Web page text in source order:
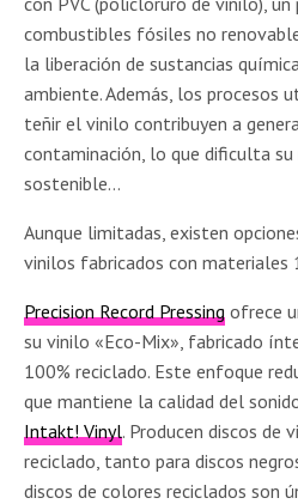
combustibles fósiles no
la liberación de sustancias
ambiente. Además, los procesos
teñir el vinilo contribuyen a
contaminación, lo que dificulta
sostenible…
Aunque limitadas, existen
vinilos fabricados con materiales
Precision Record Pressing ofrece
su vinilo «Eco-Mix», fabricado
100% reciclado. Este enfoque
que mantiene la calidad del
Intakt! Vinyl. Producen discos de
reciclado, tanto para discos
discos de colores reciclados son